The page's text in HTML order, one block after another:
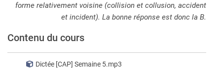
forme relativement voisine (collision et collusion, accident
et incident). La bonne réponse est donc la B.
Contenu du cours
Dictée [CAP] Semaine 5.mp3